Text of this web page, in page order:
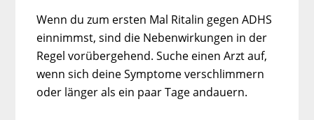
Wenn du zum ersten Mal Ritalin gegen ADHS
einnimmst, sind die Nebenwirkungen in der
Regel vorübergehend. Suche einen Arzt auf,
wenn sich deine Symptome verschlimmern
oder länger als ein paar Tage andauern.